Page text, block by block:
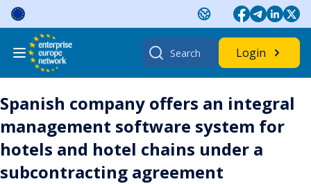
Skip
content
Search
for:
Login
Spanish company offers an integral
management software system for
hotels and hotel chains under a
subcontracting agreement